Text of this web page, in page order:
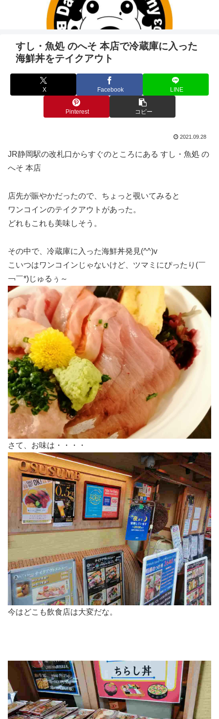
すし・魚処 のへそ 本店で冷蔵庫に入った
海鮮丼をテイクアウト
X Facebook LINE
Pinterest コピー
2021.09.28
JR静岡駅の改札口からすぐのところにある すし・魚処 の
へそ 本店
店先が賑やかだったので、ちょっと覗いてみると
ワンコインのテイクアウトがあった。
どれもこれも美味しそう。
その中で、冷蔵庫に入った海鮮丼発見(^^)v
こいつはワンコインじゃないけど、ツマミにぴったり(￣
￢￣*)じゅるぅ～
さて、お味は・・・・
今はどこも飲食店は大変だな。